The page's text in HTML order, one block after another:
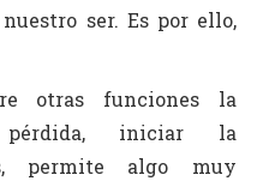
ser. Es por ello,
otras funciones la
iniciar la
permite algo muy